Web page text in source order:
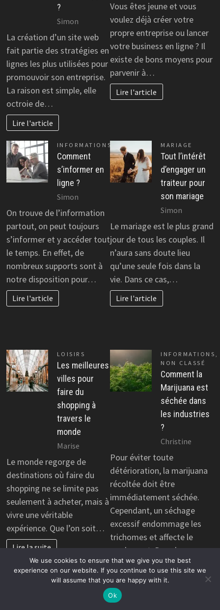
?
Simon
La création d’un site web
fait partie des stratégies en
lignes les plus utilisées pour
promouvoir son entreprise.
La raison est simple, elle
octroie de…
Lire l'article
Vous êtes jeune et vous
voulez déjà créer votre
propre entreprise ou lancer
votre business en ligne ? Il
existe de bons moyens pour
parvenir à…
Lire l'article
INFORMATIONS
Comment
s’informer en
ligne ?
Simon
On trouve de l’information
partout, on peut toujours
s’informer et y accéder tout
le temps. En effet, de
nombreux supports sont à
notre disposition pour…
Lire l'article
MARIAGE
Tout l’intérêt
d’engager un
traiteur pour
son mariage
Simon
Le mariage est le plus grand
jour de tous les couples. Il
n’aura sans doute lieu
qu’une seule fois dans la
vie. Dans ce cas,…
Lire l'article
LOISIRS
Les meilleures
villes pour
faire du
shopping à
travers le
monde
Marise
Le monde regorge de
destinations où faire du
shopping ne se limite pas
seulement à acheter, mais à
vivre une véritable
expérience. Que l’on soit…
Lire la suite
INFORMATIONS
NON CLASSÉ
Comment la
Marijuana est
séchée dans
les industries
?
Christine
Pour éviter toute
détérioration, la marijuana
récoltée doit être
immédiatement séchée.
Cependant, un séchage
excessif endommage les
trichomes et affecte le
rendement. Dans le
même…
Lire la suite
We use cookies to ensure that we give you the best
experience on our website. If you continue to use this site we
will assume that you are happy with it.
Ok